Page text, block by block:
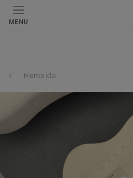
MENU
Hemsida